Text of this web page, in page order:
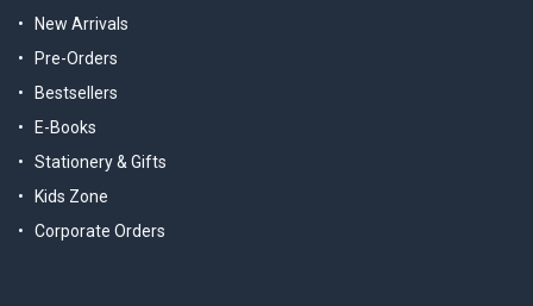
New Arrivals
Pre-Orders
Bestsellers
E-Books
Stationery & Gifts
Kids Zone
Corporate Orders